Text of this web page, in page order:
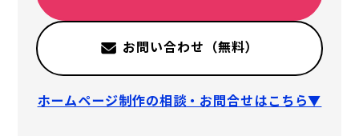
お問い合わせ（無料）
ホームページ制作の相談・お問合せはこちら▼